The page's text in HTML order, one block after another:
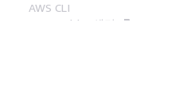
AWS CLI
AWS Builder 센터